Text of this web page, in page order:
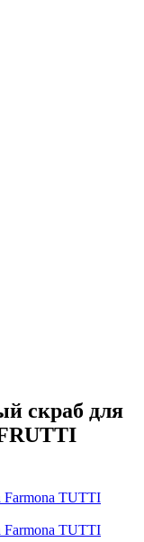
скраб для